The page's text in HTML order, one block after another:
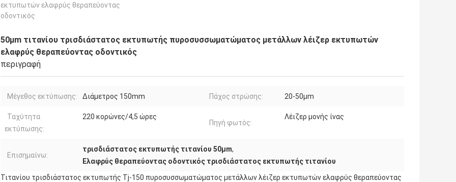
εκτυπωτών ελαφρύς θεραπεύοντας
οδοντικός
50μm τιτανίου τρισδιάστατος εκτυπωτής πυροσυσσωματώματος μετάλλων λέιζερ εκτυπωτών
ελαφρύς θεραπεύοντας οδοντικός
περιγραφή
Μέγεθος εκτύπωσης: Διάμετρος 150mm Πάχος στρώσης: 20-50μm
Ταχύτητα
εκτύπωσης:
220 κορώνες/4,5 ώρες
Πηγή φωτός:
Λέιζερ μονής ίνας
Επισημαίνω:
τρισδιάστατος εκτυπωτής τιτανίου 50μm,
Ελαφρύς θεραπεύοντας οδοντικός τρισδιάστατος εκτυπωτής τιτανίου
Τιτανίου τρισδιάστατος εκτυπωτής Tj-150 πυροσυσσωματώματος μετάλλων λέιζερ εκτυπωτών ελαφρύς θεραπεύοντας